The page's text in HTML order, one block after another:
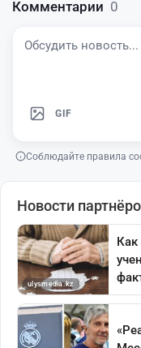
Комментарии 0
GIF
Соблюдайте правила